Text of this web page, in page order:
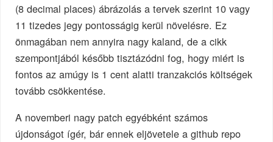
(8 decimal places) ábrázolás a tervek szerint 10 vagy
11 tizedes jegy pontosságig kerül növelésre. Ez
önmagában nem annyira nagy kaland, de a cikk
szempontjából később tisztázódni fog, hogy miért is
fontos az amúgy is 1 cent alatti tranzakciós költségek
tovább csökkentése.
A novemberi nagy patch egyébként számos
újdonságot ígér, bár ennek eljövetele a github repo